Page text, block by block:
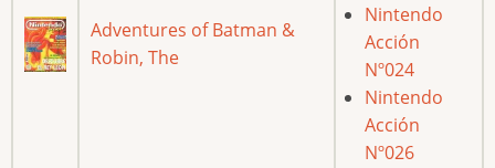
Adventures of Batman &
Robin, The
Nintendo
Acción
Nº024
Nintendo
Acción
Nº026